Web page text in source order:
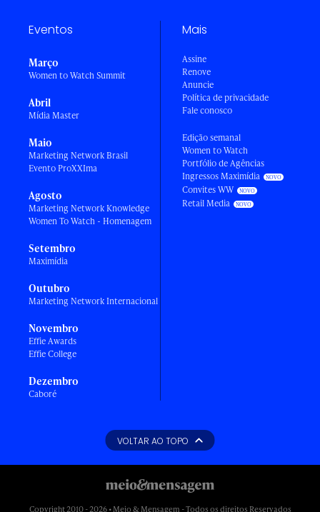
Eventos
Março
Women to Watch Summit
Abril
Mídia Master
Maio
Marketing Network Brasil
Evento ProXXIma
Agosto
Marketing Network Knowledge
Women To Watch - Homenagem
Setembro
Maximídia
Outubro
Marketing Network Internacional
Novembro
Effie Awards
Effie College
Dezembro
Caboré
Mais
Assine
Renove
Anuncie
Política de privacidade
Fale conosco
Edição semanal
Women to Watch
Portfólio de Agências
Ingressos Maximídia
Convites WW
Retail Media
VOLTAR AO TOPO
Copyright 2010 - 2026 • Meio & Mensagem - Todos os direitos Reservados